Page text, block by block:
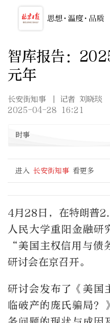
智库报告：
元年
长安街知事
| 记者 刘晓琰
2025-04-28 16:21
时事
进入 长安街知事 看更多
4月28日，在特朗普
人民大学重阳金融研
“美国主权信用与
研讨会在京召开。
研讨会发布了《美国
临破产的庞氏骗局？